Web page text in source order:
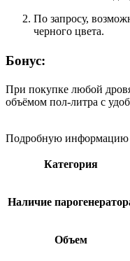
По запросу,
черного цвета.
Бонус:
При покупке любой
объёмом пол-литра с
Подробную информацию
Категория
Наличие
Объем